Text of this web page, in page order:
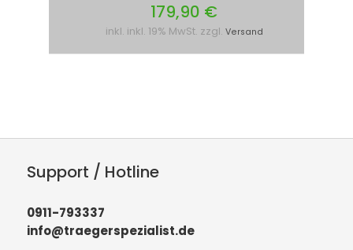
179,90 €
inkl. inkl. 19% MwSt. zzgl. Versand
Support / Hotline
0911-793337
info@traegerspezialist.de